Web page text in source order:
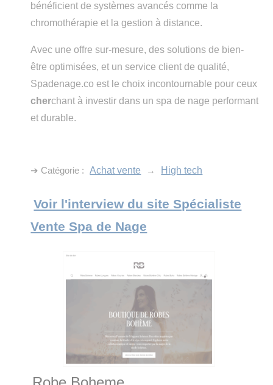
bénéficient de systèmes avancés comme la
chromothérapie et la gestion à distance.
Avec une offre sur-mesure, des solutions de bien-
être optimisées, et un service client de qualité,
Spadenage.co est le choix incontournable pour ceux
cherchant à investir dans un spa de nage performant
et durable.
➔ Catégorie : Achat vente → High tech
Voir l'interview du site Spécialiste
Vente Spa de Nage